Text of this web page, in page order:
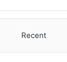
Recent